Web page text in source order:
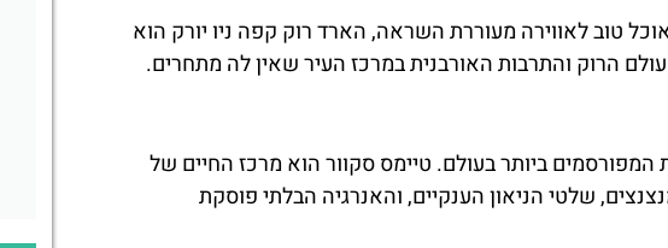
טוב לאווירה מעוררת השראה, הארד רוק קפה ניו יורק הוא
הרוק והתרבות האורבנית במרכז העיר שאין לה מתחרים.
ביותר בעולם. טיימס סקוור הוא מרכז החיים של
שלטי הניאון הענקיים, והאנרגיה הבלתי פוסקת